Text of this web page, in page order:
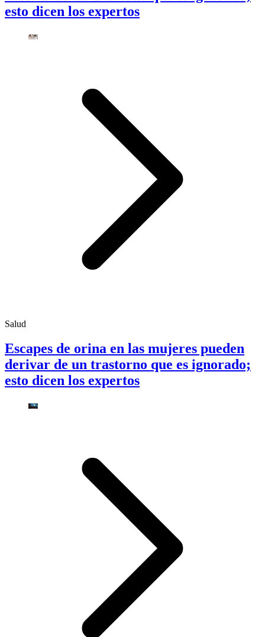
esto dicen los expertos
Salud
Escapes de orina en las mujeres pueden
derivar de un trastorno que es ignorado;
esto dicen los expertos